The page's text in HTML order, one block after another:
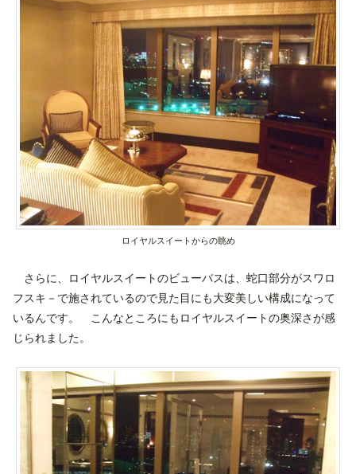
ロイヤルスイートからの眺め
さらに、ロイヤルスイートのビューバスは、蛇口部分がスワロ
フスキ－で施されているので見た目にも大変美しい構成になって
いるんです。 こんなところにもロイヤルスイートの奥深さが感
じられました。